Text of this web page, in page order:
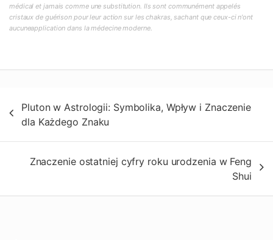
médical et jamais comme une substitution. Ils sont communément appelés
cristaux de guérison pour leur action sur les chakras, sachant que ceux-ci n'ont
aucuneapplication dans la médecine moderne.
wpisuPluton w Astrologii: Symbolika, Wpływ i Znaczenie
dla Każdego Znaku
Znaczenie ostatniej cyfry roku urodzenia w Feng
Shui